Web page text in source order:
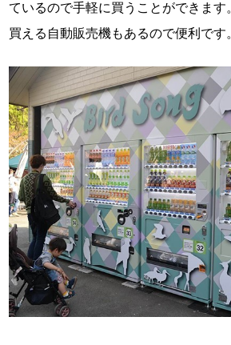
ているので手軽に買うことができま
買える自動販売機もあるので便利です